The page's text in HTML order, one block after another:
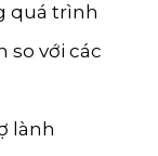
quá trình
so với các
lành